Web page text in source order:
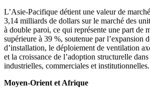
L’Asie-Pacifique détient une valeur de
3,14 milliards de dollars sur le marché des
à double paroi, ce qui représente une part de
supérieure à 39 %, soutenue par l’expansion
d’installation, le déploiement de ventilation
et la croissance de l’adoption structurelle
industrielles, commerciales et institutionnelles.
Moyen-Orient et Afrique